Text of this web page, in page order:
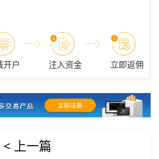
开户 注入资金 立即返佣
< 上一篇